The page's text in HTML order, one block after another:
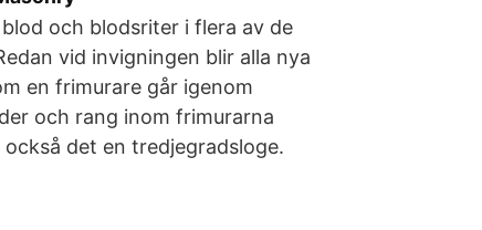
och blodsriter i flera av de
vid invigningen blir alla nya
en frimurare går igenom
och rang inom frimurarna
det en tredjegradsloge.